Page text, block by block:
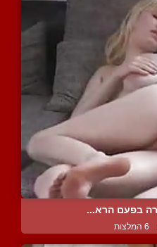
בפעם הרא...
6 המלצות